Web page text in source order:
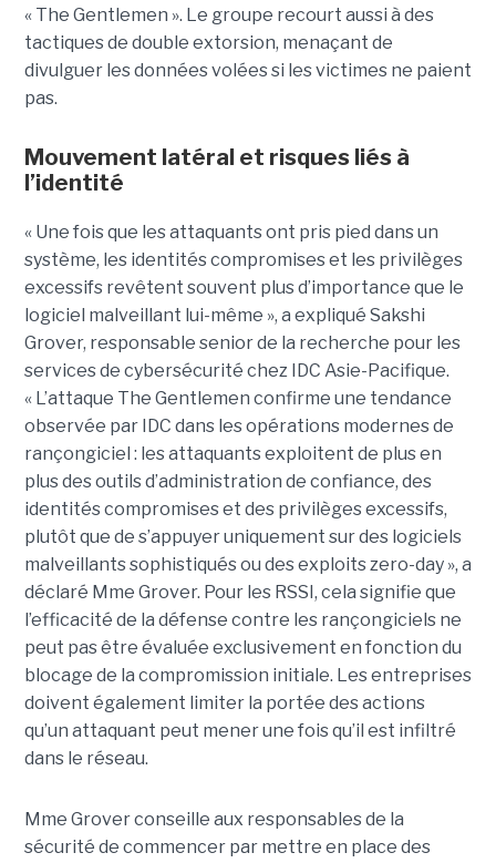
« The Gentlemen ». Le groupe recourt aussi à des
tactiques de double extorsion, menaçant de
divulguer les données volées si les victimes ne paient
pas.
Mouvement latéral et risques liés à
l’identité
« Une fois que les attaquants ont pris pied dans un
système, les identités compromises et les privilèges
excessifs revêtent souvent plus d’importance que le
logiciel malveillant lui-même », a expliqué Sakshi
Grover, responsable senior de la recherche pour les
services de cybersécurité chez IDC Asie-Pacifique.
« L’attaque The Gentlemen confirme une tendance
observée par IDC dans les opérations modernes de
rançongiciel : les attaquants exploitent de plus en
plus des outils d’administration de confiance, des
identités compromises et des privilèges excessifs,
plutôt que de s’appuyer uniquement sur des logiciels
malveillants sophistiqués ou des exploits zero-day », a
déclaré Mme Grover. Pour les RSSI, cela signifie que
l’efficacité de la défense contre les rançongiciels ne
peut pas être évaluée exclusivement en fonction du
blocage de la compromission initiale. Les entreprises
doivent également limiter la portée des actions
qu’un attaquant peut mener une fois qu’il est infiltré
dans le réseau.
Mme Grover conseille aux responsables de la
sécurité de commencer par mettre en place des